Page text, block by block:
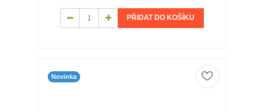
PŘIDAT DO KOŠÍKU
Novinka